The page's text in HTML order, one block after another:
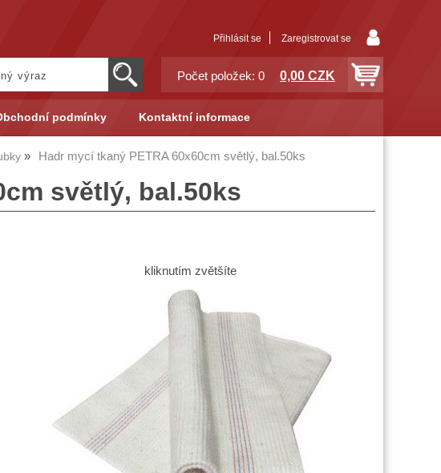
Přihlásit se Zaregistrovat se
Počet položek: 0 0,00 CZK
podmínky Kontaktní informace
Hadr mycí tkaný PETRA 60x60cm světlý, bal.50ks
světlý, bal.50ks
kliknutím zvětšíte